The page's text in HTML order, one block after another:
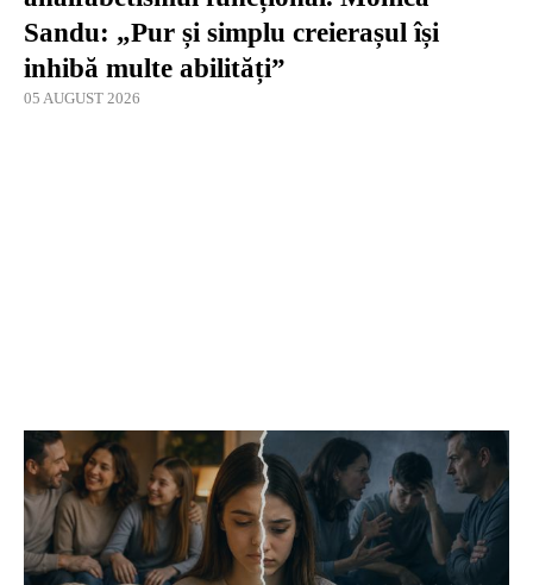
Sandu: „Pur și simplu creierașul își
inhibă multe abilități”
05 AUGUST 2026